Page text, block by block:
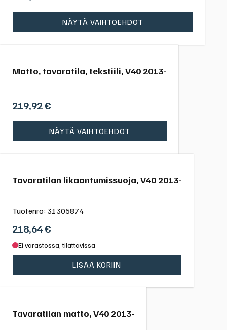
NÄYTÄ VAIHTOEHDOT
Matto, tavaratila, tekstiili, V40 2013-
219,92€
NÄYTÄ VAIHTOEHDOT
Tavaratilan likaantumissuoja, V40 2013-
Tuotenro: 31305874
218,64€
Ei varastossa, tilattavissa
LISÄÄ KORIIN
Tavaratilan matto, V40 2013-